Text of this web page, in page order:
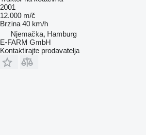
2001
12.000 m/č
Brzina 40 km/h
Njemačka, Hamburg
E-FARM GmbH
Kontaktirajte prodavatelja